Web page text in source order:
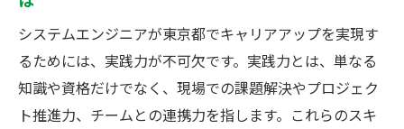
システムエンジニアが東京都でキャリアアップを実現す
るためには、実践力が不可欠です。実践力とは、単なる
知識や資格だけでなく、現場での課題解決やプロジェク
ト推進力、チームとの連携力を指します。これらのスキ